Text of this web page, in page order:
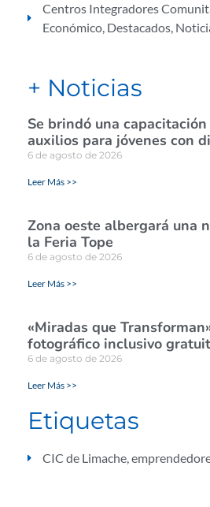
Centros Integradores
Económico, Destacados,
+ Noticias
Se brindó una
auxilios para jóvenes con
6 de agosto de 2026
Leer Más >>
Zona oeste albergará una
la Feria Tope
6 de agosto de 2026
Leer Más >>
«Miradas que
fotográfico inclusivo
6 de agosto de 2026
Leer Más >>
Etiquetas
CIC de Limache,